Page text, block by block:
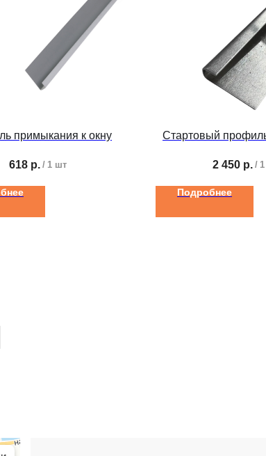
примыкания к окну
618 р. / 1 шт
Стартовый
2 450 р. /
Подробнее